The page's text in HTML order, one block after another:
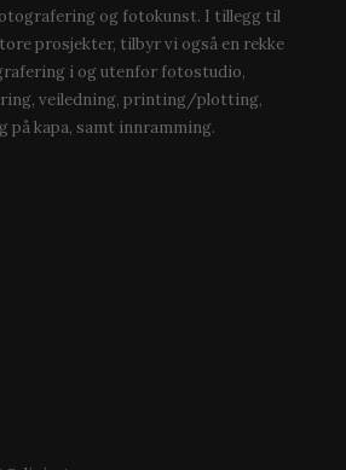
og fotokunst. I tillegg til
prosjekter, tilbyr vi også en rekke
i og utenfor fotostudio,
veiledning, printing/plotting,
på kapa, samt innramming.